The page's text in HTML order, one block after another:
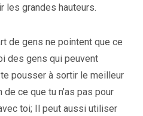
les grandes hauteurs.
de gens ne pointent que ce
des gens qui peuvent
pousser à sortir le meilleur
de ce que tu n’as pas pour
toi; Il peut aussi utiliser